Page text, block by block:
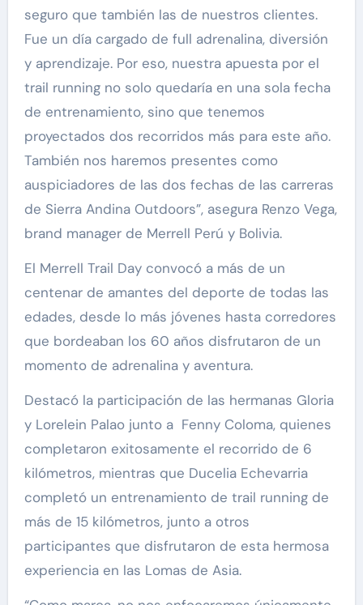
seguro que también las de nuestros clientes.
Fue un día cargado de full adrenalina, diversión
y aprendizaje. Por eso, nuestra apuesta por el
trail running no solo quedaría en una sola fecha
de entrenamiento, sino que tenemos
proyectados dos recorridos más para este año.
También nos haremos presentes como
auspiciadores de las dos fechas de las carreras
de Sierra Andina Outdoors”, asegura Renzo Vega,
brand manager de Merrell Perú y Bolivia.
El Merrell Trail Day convocó a más de un
centenar de amantes del deporte de todas las
edades, desde lo más jóvenes hasta corredores
que bordeaban los 60 años disfrutaron de un
momento de adrenalina y aventura.
Destacó la participación de las hermanas Gloria
y Lorelein Palao junto a Fenny Coloma, quienes
completaron exitosamente el recorrido de 6
kilómetros, mientras que Ducelia Echevarria
completó un entrenamiento de trail running de
más de 15 kilómetros, junto a otros
participantes que disfrutaron de esta hermosa
experiencia en las Lomas de Asia.